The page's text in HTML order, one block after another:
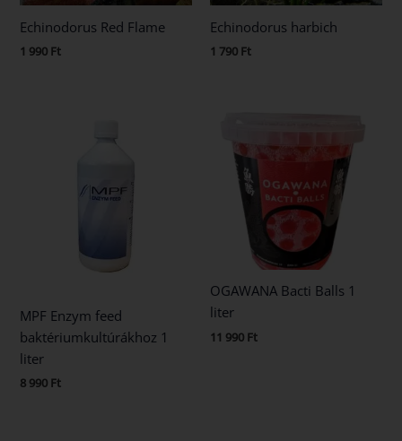
Echinodorus Red Flame
1 990 Ft
Echinodorus harbich
1 790 Ft
MPF Enzym feed
baktériumkultúrákhoz 1
liter
8 990 Ft
OGAWANA Bacti Balls 1
liter
11 990 Ft